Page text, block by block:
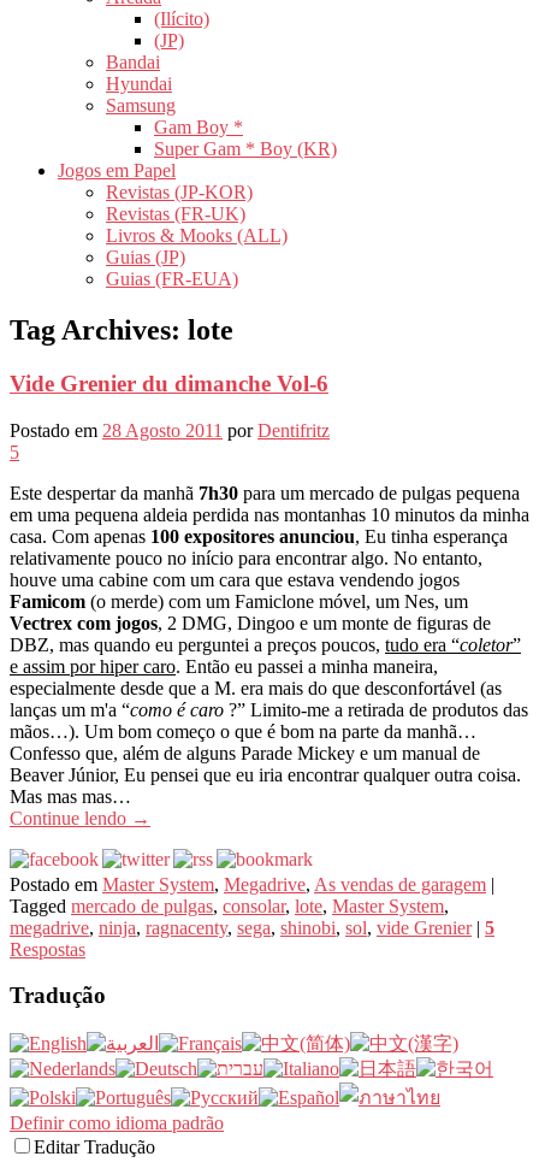
(Ilícito)
(JP)
Bandai
Hyundai
Samsung
Gam Boy *
Super Gam * Boy (KR)
Jogos em Papel
Revistas (JP-KOR)
Revistas (FR-UK)
Livros & Mooks (ALL)
Guias (JP)
Guias (FR-EUA)
Tag Archives: lote
Vide Grenier du dimanche Vol-6
Postado em 28 Agosto 2011 porDentifritz
5
Este despertar da manhã 7h30 para um mercado de pulgas pequena
em uma pequena aldeia perdida nas montanhas 10 minutos da minha
casa. Com apenas 100 expositores anunciou, Eu tinha esperança
relativamente pouco no início para encontrar algo. No entanto,
houve uma cabine com um cara que estava vendendo jogos
Famicom (o merde) com um Famiclone móvel, um Nes, um
Vectrex com jogos, 2 DMG, Dingoo e um monte de figuras de
DBZ, mas quando eu perguntei a preços poucos, tudo era “coletor”
e assim por hiper caro. Então eu passei a minha maneira,
especialmente desde que a M. era mais do que desconfortável (as
lanças um m'a “como é caro ?” Limito-me a retirada de produtos das
mãos…). Um bom começo o que é bom na parte da manhã…
Confesso que, além de alguns Parade Mickey e um manual de
Beaver Júnior, Eu pensei que eu iria encontrar qualquer outra coisa.
Mas mas mas…
Continue lendo →
Postado em Master System, Megadrive, As vendas de garagem |
Tagged mercado de pulgas, consolar, lote, Master System,
megadrive, ninja, ragnacenty, sega, shinobi, sol, vide Grenier | 5
Respostas
Tradução
Definir como idioma padrão
Editar Tradução